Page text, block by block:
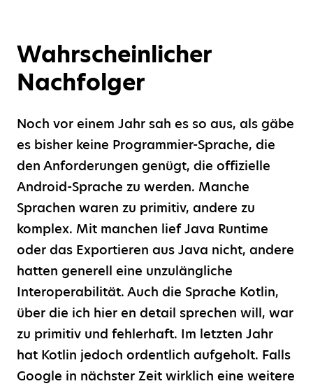
Wahrscheinlicher
Nachfolger
Noch vor einem Jahr sah es so aus, als gäbe
es bisher keine Programmier-Sprache, die
den Anforderungen genügt, die offizielle
Android-Sprache zu werden. Manche
Sprachen waren zu primitiv, andere zu
komplex. Mit manchen lief Java Runtime
oder das Exportieren aus Java nicht, andere
hatten generell eine unzulängliche
Interoperabilität. Auch die Sprache Kotlin,
über die ich hier en detail sprechen will, war
zu primitiv und fehlerhaft. Im letzten Jahr
hat Kotlin jedoch ordentlich aufgeholt. Falls
Google in nächster Zeit wirklich eine weitere